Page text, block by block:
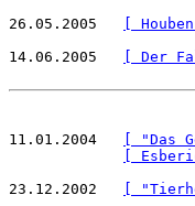
26.05.2005
[
14.06.2005
[ Der
11.01.2004
[ "Das
[
23.12.2002
[